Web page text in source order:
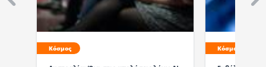
Κόσμος Κόσμος